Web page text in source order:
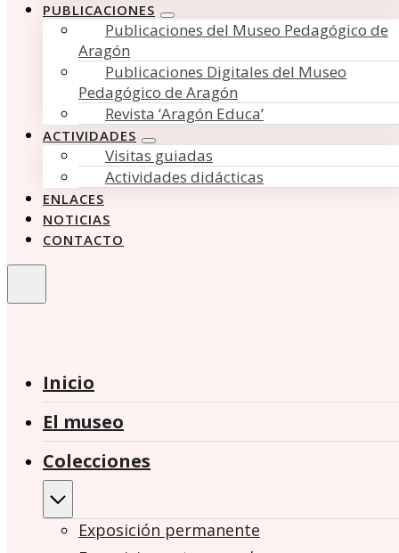
PUBLICACIONES
Publicaciones del Museo Pedagógico de
Aragón
Publicaciones Digitales del Museo
Pedagógico de Aragón
Revista ‘Aragón Educa’
ACTIVIDADES
Visitas guiadas
Actividades didácticas
ENLACES
NOTICIAS
CONTACTO
Inicio
El museo
Colecciones
Exposición permanente